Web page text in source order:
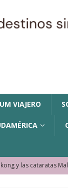
VIAJERO
y las cataratas